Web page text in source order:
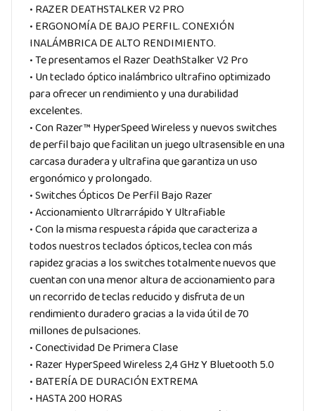
• RAZER DEATHSTALKER V2 PRO
• ERGONOMÍA DE BAJO PERFIL. CONEXIÓN
INALÁMBRICA DE ALTO RENDIMIENTO.
• Te presentamos el Razer DeathStalker V2 Pro
• Un teclado óptico inalámbrico ultrafino optimizado
para ofrecer un rendimiento y una durabilidad
excelentes.
• Con Razer™ HyperSpeed Wireless y nuevos switches
de perfil bajo que facilitan un juego ultrasensible en una
carcasa duradera y ultrafina que garantiza un uso
ergonómico y prolongado.
• Switches Ópticos De Perfil Bajo Razer
• Accionamiento Ultrarrápido Y Ultrafiable
• Con la misma respuesta rápida que caracteriza a
todos nuestros teclados ópticos, teclea con más
rapidez gracias a los switches totalmente nuevos que
cuentan con una menor altura de accionamiento para
un recorrido de teclas reducido y disfruta de un
rendimiento duradero gracias a la vida útil de 70
millones de pulsaciones.
• Conectividad De Primera Clase
• Razer HyperSpeed Wireless 2,4 GHz Y Bluetooth 5.0
• BATERÍA DE DURACIÓN EXTREMA
• HASTA 200 HORAS